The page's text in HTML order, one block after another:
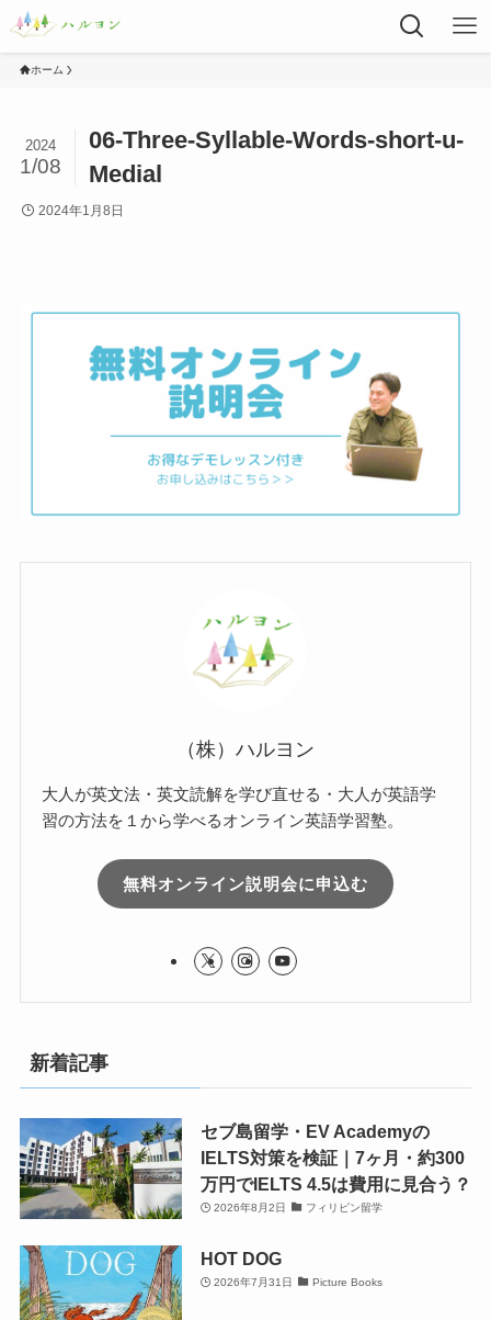
ホーム
06-Three-Syllable-Words-short-u-
Medial
2024
1/08
2024年1月8日
（株）ハルヨン
大人が英文法・英文読解を学び直せる・大人が英語学
習の方法を１から学べるオンライン英語学習塾。
無料オンライン説明会に申込む
新着記事
セブ島留学・EV Academyの
IELTS対策を検証｜7ヶ月・約300
万円でIELTS 4.5は費用に見合う？
2026年8月2日 フィリピン留学
HOT DOG
2026年7月31日 Picture Books